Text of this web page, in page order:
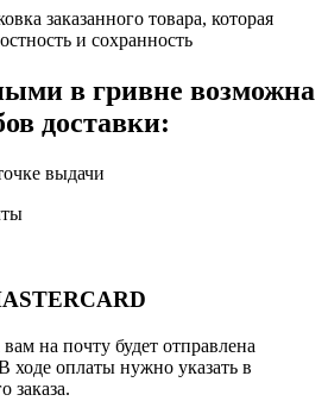
заказанного товара, которая
и сохранность
в гривне возможна
доставки:
выдачи
на почту будет отправлена
ходе оплаты нужно указать в
заказа.